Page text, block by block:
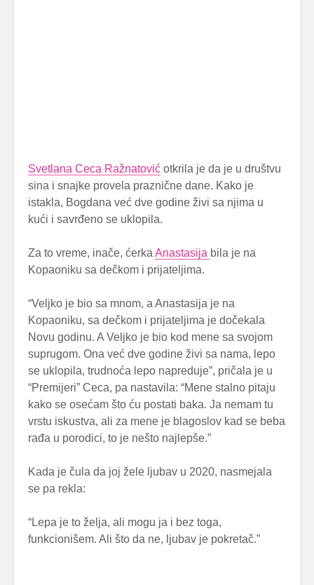
Svetlana Ceca Ražnatović otkrila je da je u društvu
sina i snajke provela praznične dane. Kako je
istakla, Bogdana već dve godine živi sa njima u
kući i savrđeno se uklopila.
Za to vreme, inače, ćerka Anastasija bila je na
Kopaoniku sa dečkom i prijateljima.
“Veljko je bio sa mnom, a Anastasija je na
Kopaoniku, sa dečkom i prijateljima je dočekala
Novu godinu. A Veljko je bio kod mene sa svojom
suprugom. Ona već dve godine živi sa nama, lepo
se uklopila, trudnoća lepo napreduje”, pričala je u
“Premijeri” Ceca, pa nastavila: “Mene stalno pitaju
kako se osećam što ću postati baka. Ja nemam tu
vrstu iskustva, ali za mene je blagoslov kad se beba
rađa u porodici, to je nešto najlepše.”
Kada je čula da joj žele ljubav u 2020, nasmejala
se pa rekla:
“Lepa je to želja, ali mogu ja i bez toga,
funkcionišem. Ali što da ne, ljubav je pokretač.”